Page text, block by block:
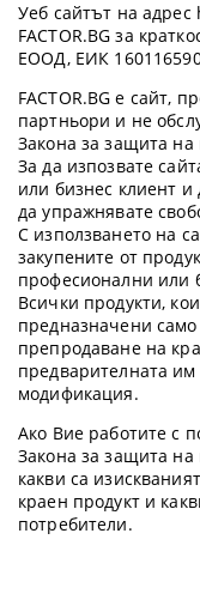
Уеб сайтът на
FACTOR.BG за
ЕООД, ЕИК
FACTOR.BG е сайт,
партньори и не
Закона за защита на
За да изпозвате
или бизнес клиент
да упражнявате
С използването на
закупените от
професионални или
Всички продукти,
предназначени
препродаване на
предварителната
модификация.
Ако Вие работите с
Закона за защита на
какви са
краен продукт и
потребители.